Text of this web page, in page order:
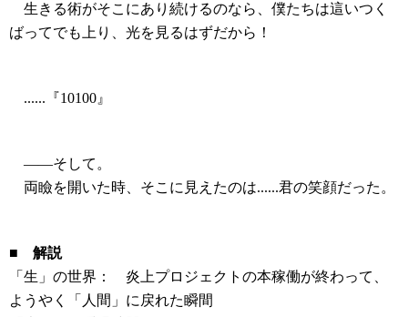
生きる術がそこにあり続けるのなら、僕たちは這いつく
ばってでも上り、光を見るはずだから！
......『10100』
――そして。
両瞼を開いた時、そこに見えたのは......君の笑顔だった。
■ 解説
「生」の世界： 炎上プロジェクトの本稼働が終わって、
ようやく「人間」に戻れた瞬間